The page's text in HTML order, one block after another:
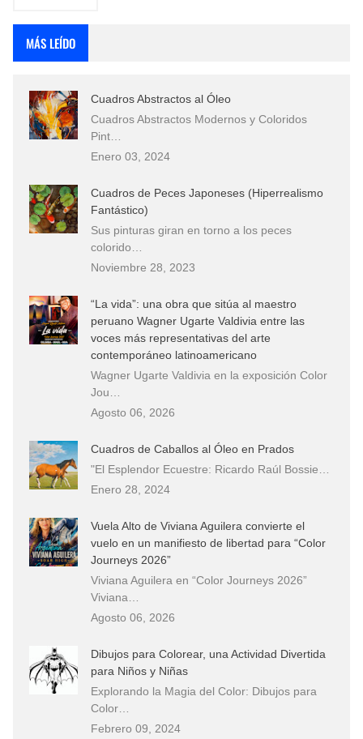
MÁS LEÍDO
Cuadros Abstractos al Óleo
Cuadros Abstractos Modernos y Coloridos
Pint…
Enero 03, 2024
Cuadros de Peces Japoneses (Hiperrealismo
Fantástico)
Sus pinturas giran en torno a los peces
colorido…
Noviembre 28, 2023
“La vida”: una obra que sitúa al maestro
peruano Wagner Ugarte Valdivia entre las
voces más representativas del arte
contemporáneo latinoamericano
Wagner Ugarte Valdivia en la exposición Color
Jou…
Agosto 06, 2026
Cuadros de Caballos al Óleo en Prados
"El Esplendor Ecuestre: Ricardo Raúl Bossie…
Enero 28, 2024
Vuela Alto de Viviana Aguilera convierte el
vuelo en un manifiesto de libertad para “Color
Journeys 2026”
Viviana Aguilera en “Color Journeys 2026”
Viviana…
Agosto 06, 2026
Dibujos para Colorear, una Actividad Divertida
para Niños y Niñas
Explorando la Magia del Color: Dibujos para
Color…
Febrero 09, 2024